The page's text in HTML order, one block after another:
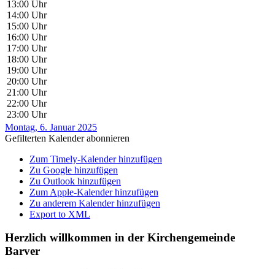
13:00 Uhr
14:00 Uhr
15:00 Uhr
16:00 Uhr
17:00 Uhr
18:00 Uhr
19:00 Uhr
20:00 Uhr
21:00 Uhr
22:00 Uhr
23:00 Uhr
Montag, 6. Januar 2025
Gefilterten Kalender abonnieren
Zum Timely-Kalender hinzufügen
Zu Google hinzufügen
Zu Outlook hinzufügen
Zum Apple-Kalender hinzufügen
Zu anderem Kalender hinzufügen
Export to XML
Herzlich willkommen in der Kirchengemeinde
Barver